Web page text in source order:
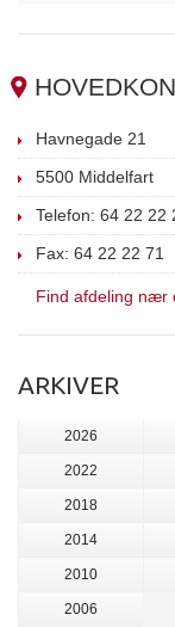
Havnegade 21
5500 Middelfart
Telefon: 64 22 22
Fax: 64 22 22 71
Find afdeling nær
ARKIVER
2026
2022
2018
2014
2010
2006